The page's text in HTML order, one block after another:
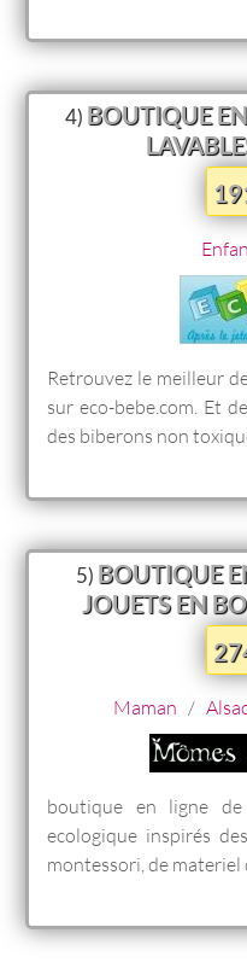
4) BOUTIQUE
Retrouvez le meilleur
sur eco-bebe.com. Et
des biberons non
5) BOUTIQUE
JOUETS EN
Maman /
boutique en ligne
ecologique inspirés
montessori, de materiel